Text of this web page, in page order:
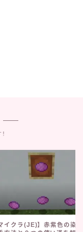
イクラ(JE)】赤紫色の染